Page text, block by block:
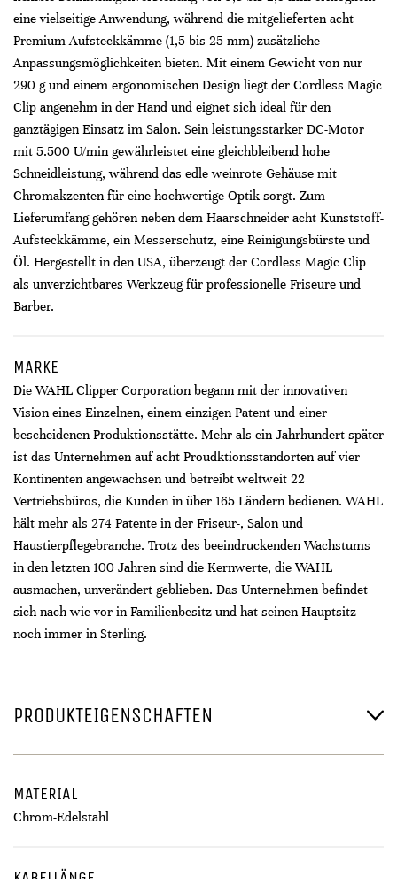
eine vielseitige Anwendung, während die mitgelieferten acht
Premium-Aufsteckkämme (1,5 bis 25 mm) zusätzliche
Anpassungsmöglichkeiten bieten. Mit einem Gewicht von nur
290 g und einem ergonomischen Design liegt der Cordless Magic
Clip angenehm in der Hand und eignet sich ideal für den
ganztägigen Einsatz im Salon. Sein leistungsstarker DC-Motor
mit 5.500 U/min gewährleistet eine gleichbleibend hohe
Schneidleistung, während das edle weinrote Gehäuse mit
Chromakzenten für eine hochwertige Optik sorgt. Zum
Lieferumfang gehören neben dem Haarschneider acht Kunststoff-
Aufsteckkämme, ein Messerschutz, eine Reinigungsbürste und
Öl. Hergestellt in den USA, überzeugt der Cordless Magic Clip
als unverzichtbares Werkzeug für professionelle Friseure und
Barber.
MARKE
Die WAHL Clipper Corporation begann mit der innovativen
Vision eines Einzelnen, einem einzigen Patent und einer
bescheidenen Produktionsstätte. Mehr als ein Jahrhundert später
ist das Unternehmen auf acht Proudktionsstandorten auf vier
Kontinenten angewachsen und betreibt weltweit 22
Vertriebsbüros, die Kunden in über 165 Ländern bedienen. WAHL
hält mehr als 274 Patente in der Friseur-, Salon und
Haustierpflegebranche. Trotz des beeindruckenden Wachstums
in den letzten 100 Jahren sind die Kernwerte, die WAHL
ausmachen, unverändert geblieben. Das Unternehmen befindet
sich nach wie vor in Familienbesitz und hat seinen Hauptsitz
noch immer in Sterling.
PRODUKTEIGENSCHAFTEN
MATERIAL
Chrom-Edelstahl